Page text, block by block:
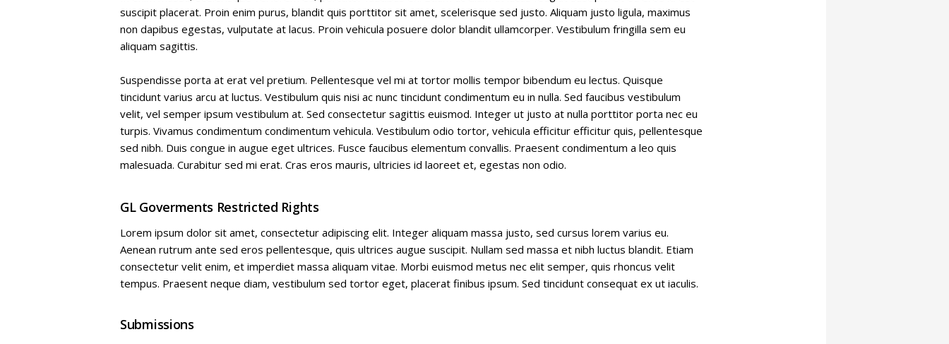
suscipit placerat. Proin enim purus, blandit quis porttitor sit amet, scelerisque sed justo. Aliquam justo ligula, maximus
non dapibus egestas, vulputate at lacus. Proin vehicula posuere dolor blandit ullamcorper. Vestibulum fringilla sem eu
aliquam sagittis.
Suspendisse porta at erat vel pretium. Pellentesque vel mi at tortor mollis tempor bibendum eu lectus. Quisque
tincidunt varius arcu at luctus. Vestibulum quis nisi ac nunc tincidunt condimentum eu in nulla. Sed faucibus vestibulum
velit, vel semper ipsum vestibulum at. Sed consectetur sagittis euismod. Integer ut justo at nulla porttitor porta nec eu
turpis. Vivamus condimentum condimentum vehicula. Vestibulum odio tortor, vehicula efficitur efficitur quis, pellentesque
sed nibh. Duis congue in augue eget ultrices. Fusce faucibus elementum convallis. Praesent condimentum a leo quis
malesuada. Curabitur sed mi erat. Cras eros mauris, ultricies id laoreet et, egestas non odio.
GL Goverments Restricted Rights
Lorem ipsum dolor sit amet, consectetur adipiscing elit. Integer aliquam massa justo, sed cursus lorem varius eu.
Aenean rutrum ante sed eros pellentesque, quis ultrices augue suscipit. Nullam sed massa et nibh luctus blandit. Etiam
consectetur velit enim, et imperdiet massa aliquam vitae. Morbi euismod metus nec elit semper, quis rhoncus velit
tempus. Praesent neque diam, vestibulum sed tortor eget, placerat finibus ipsum. Sed tincidunt consequat ex ut iaculis.
Submissions